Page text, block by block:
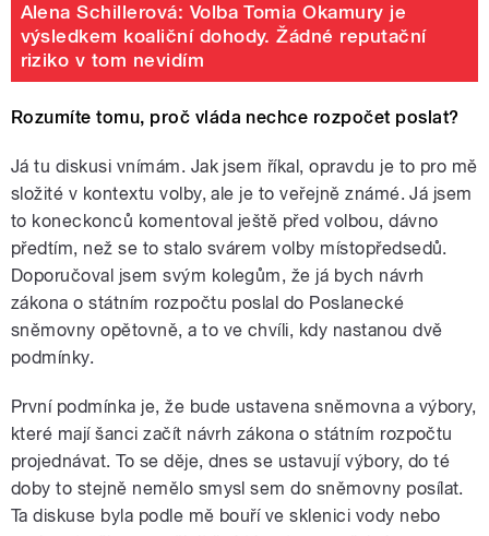
Alena Schillerová: Volba Tomia Okamury je
výsledkem koaliční dohody. Žádné reputační
riziko v tom nevidím
Rozumíte tomu, proč vláda nechce rozpočet poslat?
Já tu diskusi vnímám. Jak jsem říkal, opravdu je to pro mě
složité v kontextu volby, ale je to veřejně známé. Já jsem
to koneckonců komentoval ještě před volbou, dávno
předtím, než se to stalo svárem volby místopředsedů.
Doporučoval jsem svým kolegům, že já bych návrh
zákona o státním rozpočtu poslal do Poslanecké
sněmovny opětovně, a to ve chvíli, kdy nastanou dvě
podmínky.
První podmínka je, že bude ustavena sněmovna a výbory,
které mají šanci začít návrh zákona o státním rozpočtu
projednávat. To se děje, dnes se ustavují výbory, do té
doby to stejně nemělo smysl sem do sněmovny posílat.
Ta diskuse byla podle mě bouří ve sklenici vody nebo